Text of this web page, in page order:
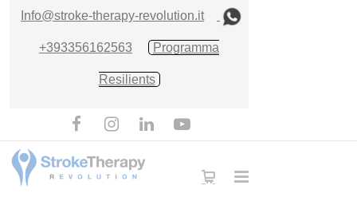
Info@stroke-therapy-revolution.it
+393356162563 Programma
Resilients